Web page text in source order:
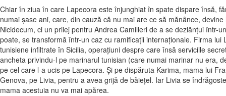
Chiar în ziua în care Lapecora este înjunghiat în spate dispare însă,
numai şase ani, care, din cauză că nu mai are ce să mănânce,
Nicidecum, ci un prilej pentru Andrea Camilleri de a se dezlănţui
poate, se transformă într-un caz cu ramificaţii internaţionale. Firma
tunisiene infiltrate în Sicilia, operaţiuni despre care însă serviciile
ancheta privindu-l pe marinarul tunisian (care numai marinar nu era,
pe cel care l-a ucis pe Lapecora. Şi pe dispăruta Karima, mama lui
Genova, pe Livia, pentru a avea grijă de băieţel. Iar Livia se
mama acestuia nu va mai apărea.